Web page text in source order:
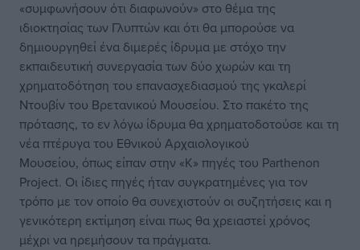
«συμφωνήσουν ότι διαφωνούν» στο θέμα της
ιδιοκτησίας των Γλυπτών και ότι θα μπορούσε να
δημιουργηθεί ένα διμερές ίδρυμα με στόχο την
εκπαιδευτική συνεργασία των δύο χωρών και τη
χρηματοδότηση του επανασχεδιασμού της γκαλερί
Ντουβίν του Βρετανικού Μουσείου. Στο πακέτο της
πρότασης, το εν λόγω ίδρυμα θα χρηματοδοτούσε και τη
νέα πτέρυγα του Εθνικού Αρχαιολογικού
Μουσείου, όπως είπαν στην «Κ» πηγές του Parthenon
Project. Οι ίδιες πηγές ήταν συγκρατημένες για τον
τρόπο με τον οποίο θα συνεχιστούν οι συζητήσεις και η
γενικότερη εκτίμηση είναι πως θα χρειαστεί χρόνος
μέχρι να ηρεμήσουν τα πράγματα.